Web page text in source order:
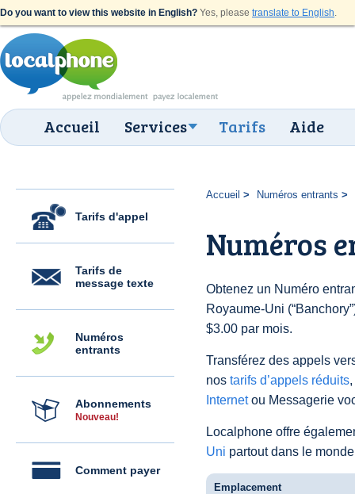
Do you want to view this website in English? Yes, please translate to English.
Accueil Services Tarifs Aide
Tarifs d'appel
Tarifs de
message texte
Numéros
entrants
Abonnements
Nouveau!
Comment payer
Accueil Numéros entrants
Numéros
Obtenez un Numéro
Royaume-Uni
$3.00 par mois.
Transférez des appels
nos tarifs d’appels réduits
Internetou Messagerie
Localphone offre
Uni partout dans le
Emplacement